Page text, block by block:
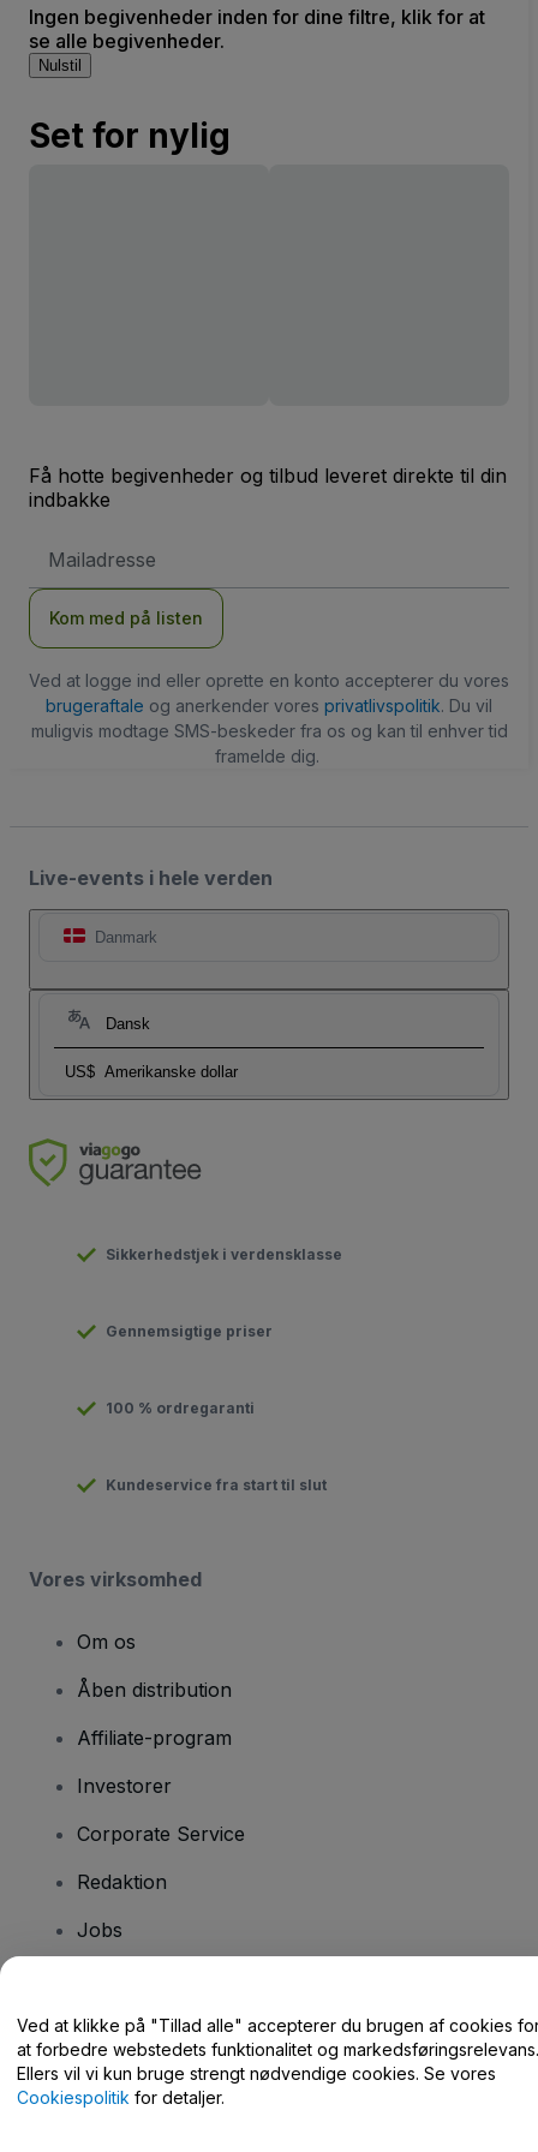
Ingen begivenheder inden for dine filtre, klik for at
se alle begivenheder.
Nulstil
Set for nylig
Få hotte begivenheder og tilbud leveret direkte til din
indbakke
adresse
Kom med på listen
Ved at logge ind eller oprette en konto accepterer du vores
brugeraftale og anerkender vores privatlivspolitik. Du vil
muligvis modtage SMS-beskeder fra os og kan til enhver tid
framelde dig.
Live-events i hele verden
Danmark
Dansk
US$ Amerikanske dollar
Sikkerhedstjek i verdensklasse
Gennemsigtige priser
100 % ordregaranti
Kundeservice fra start til slut
Vores virksomhed
Om os
Åben distribution
Affiliate-program
Investorer
Corporate Service
Redaktion
Jobs
Har du spørgsmål?
Hjælpecenter / Kontakt os
Ved at klikke på "Tillad alle" accepterer du brugen af cookies
at forbedre webstedets funktionalitet og markedsføringsrelevans.
Ellers vil vi kun bruge strengt nødvendige cookies. Se vores
Cookiespolitik for detaljer.